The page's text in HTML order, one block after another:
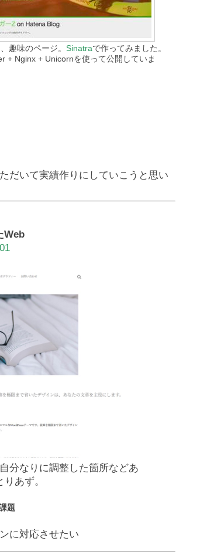
趣味のページ。 Sinatraで作ってみました。
+ Nginx + Unicornを使って公開していま
だいて実績作りにしていこうと思い
Web
分なりに調整した箇所などあ
あず。
題
に対応させたい